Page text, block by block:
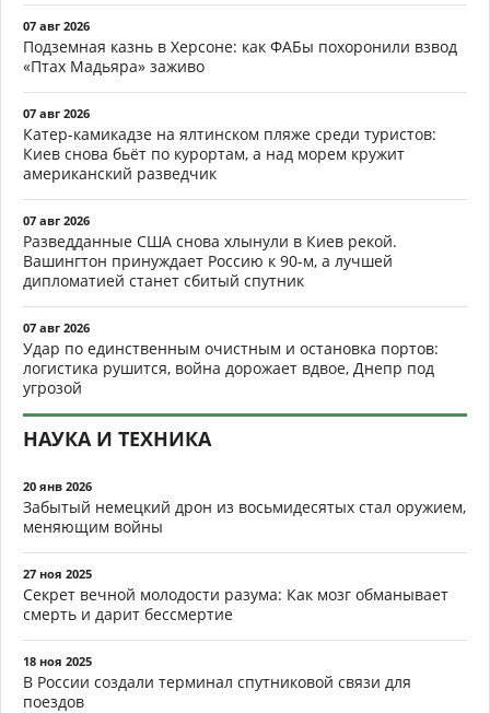
07 авг 2026
Подземная казнь в Херсоне: как ФАБы похоронили взвод
«Птах Мадьяра» заживо
07 авг 2026
Катер-камикадзе на ялтинском пляже среди туристов:
Киев снова бьёт по курортам, а над морем кружит
американский разведчик
07 авг 2026
Разведданные США снова хлынули в Киев рекой.
Вашингтон принуждает Россию к 90-м, а лучшей
дипломатией станет сбитый спутник
07 авг 2026
Удар по единственным очистным и остановка портов:
логистика рушится, война дорожает вдвое, Днепр под
угрозой
НАУКА И ТЕХНИКА
20 янв 2026
Забытый немецкий дрон из восьмидесятых стал оружием,
меняющим войны
27 ноя 2025
Секрет вечной молодости разума: Как мозг обманывает
смерть и дарит бессмертие
18 ноя 2025
В России создали терминал спутниковой связи для
поездов